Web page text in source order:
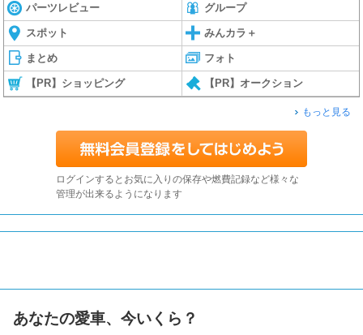
パーツレビュー グループ
スポット みんカラ＋
まとめ フォト
【PR】ショッピング 【PR】オークション
もっと見る
ログインするとお気に入りの保存や燃費記録など様々な
管理が出来るようになります
あなたの愛車、今いくら？